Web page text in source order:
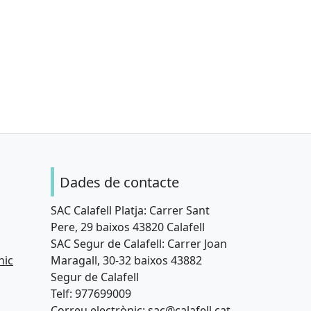
Dades de contacte
SAC Calafell Platja: Carrer Sant
Pere, 29 baixos 43820 Calafell
SAC Segur de Calafell: Carrer Joan
Maragall, 30-32 baixos 43882
Segur de Calafell
Telf: 977699009